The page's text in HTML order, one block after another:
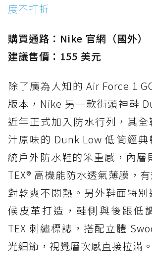
度不打折
購買通路：Nike 官網（國外）
建議售價：155 美元
除了廣為人知的 Air Force 1
版本，Nike 另一款街頭神鞋
近年正式加入防水行列，其
汁原味的 Dunk Low 低筒經
統戶外防水鞋的笨重感，內層
TEX® 高機能防水透氣薄膜，
對乾爽不悶熱。另外鞋面特
候皮革打造，鞋側與後跟低
TEX 刺繡標誌，搭配立體
光細節，視覺層次感直接拉滿。